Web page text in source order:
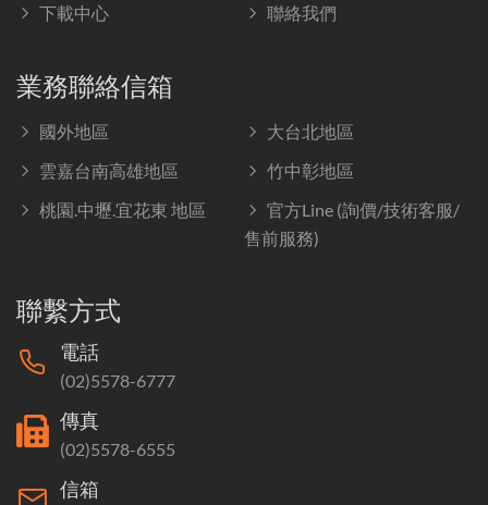
下載中心
聯絡我們
業務聯絡信箱
國外地區
大台北地區
雲嘉台南高雄地區
竹中彰地區
桃園.中壢.宜花東 地區
官方Line (詢價/技術客服/
售前服務)
聯繫方式
電話
(02)5578-6777
傳真
(02)5578-6555
信箱